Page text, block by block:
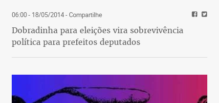
06:00 - 18/05/2014- Compartilhe
Dobradinha para eleições vira sobrevivência
política para prefeitos deputados